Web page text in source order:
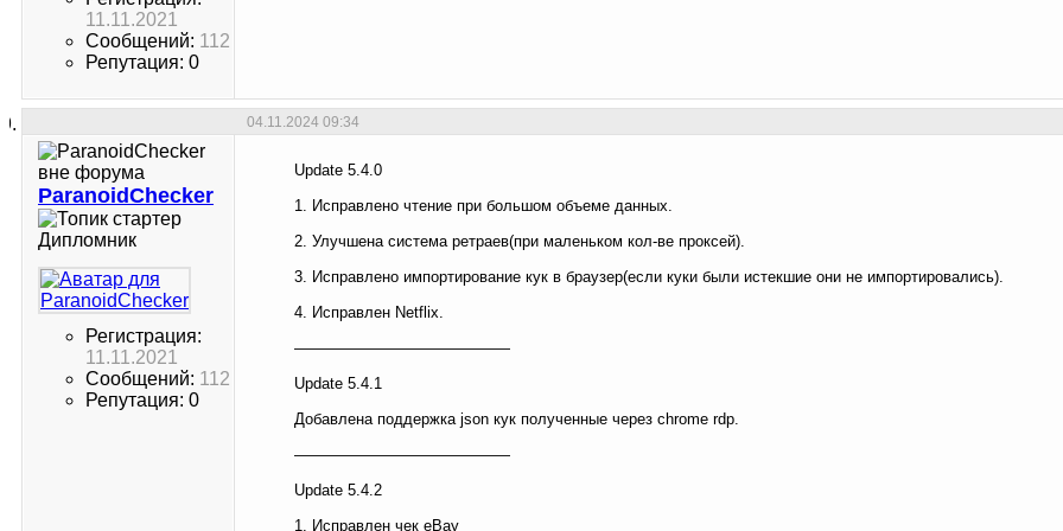
11.11.2021
Сообщений: 112
Репутация: 0
04.11.2024 09:34
ParanoidChecker
Дипломник
Регистрация:
11.11.2021
Сообщений: 112
Репутация: 0
Update 5.4.0
1. Исправлено чтение при большом объеме данных.
2. Улучшена система ретраев(при маленьком кол-ве проксей).
3. Исправлено импортирование кук в браузер(если куки были истекшие они не импортировались).
4. Исправлен Netflix.
——————————————
Update 5.4.1
Добавлена поддержка json кук полученные через chrome rdp.
——————————————
Update 5.4.2
1. Исправлен чек eBay